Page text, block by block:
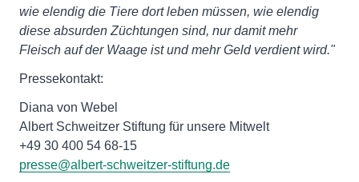
wie elendig die Tiere dort leben müssen, wie elendig
diese absurden Züchtungen sind, nur damit mehr
Fleisch auf der Waage ist und mehr Geld verdient wird."
Pressekontakt:
Diana von Webel
Albert Schweitzer Stiftung für unsere Mitwelt
+49 30 400 54 68-15
presse@albert-schweitzer-stiftung.de